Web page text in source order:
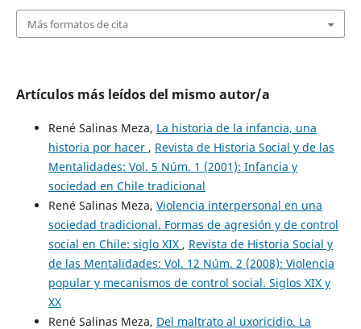
Más formatos de cita
Artículos más leídos del mismo autor/a
René Salinas Meza, La historia de la infancia, una
historia por hacer , Revista de Historia Social y de las
Mentalidades: Vol. 5 Núm. 1 (2001): Infancia y
sociedad en Chile tradicional
René Salinas Meza, Violencia interpersonal en una
sociedad tradicional. Formas de agresión y de control
social en Chile: siglo XIX , Revista de Historia Social y
de las Mentalidades: Vol. 12 Núm. 2 (2008): Violencia
popular y mecanismos de control social. Siglos XIX y
XX
René Salinas Meza, Del maltrato al uxoricidio. La